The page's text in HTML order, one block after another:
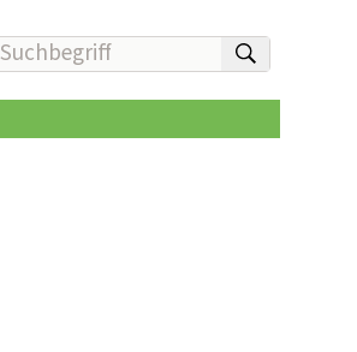
Suchbegriff(e) eingeben